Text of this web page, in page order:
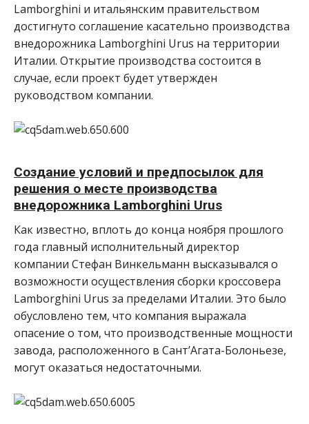
Lamborghini и итальянским правительством
достигнуто соглашение касательно производства
внедорожника Lamborghini Urus на территории
Италии. Открытие производства состоится в
случае, если проект будет утвержден
руководством компании.
Создание условий и предпосылок для
решения о месте производства
внедорожника Lamborghini Urus
Как известно, вплоть до конца ноября прошлого
года главный исполнительный директор
компании Стефан Винкельманн высказывался о
возможности осуществления сборки кроссовера
Lamborghini Urus за пределами Италии. Это было
обусловлено тем, что компания выражала
опасение о том, что производственные мощности
завода, расположенного в Сант’Агата-Болоньезе,
могут оказаться недостаточными.